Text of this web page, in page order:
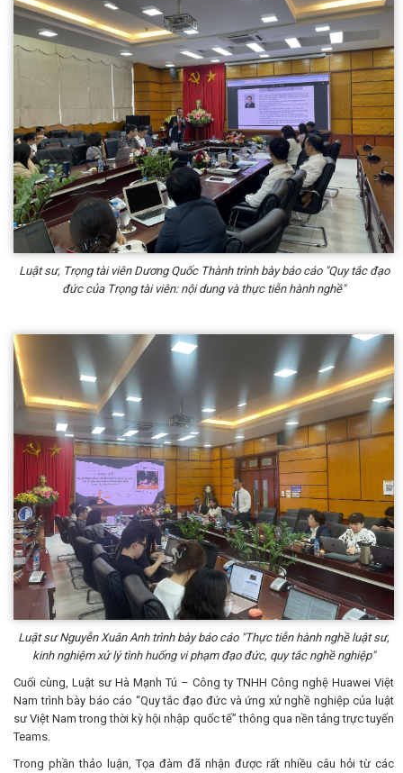
Luật sư, Trọng tài viên Dương Quốc Thành trình bày báo cáo "Quy tắc đạo
đức của Trọng tài viên: nội dung và thực tiễn hành nghề"
Luật sư Nguyễn Xuân Anh trình bày báo cáo "Thực tiễn hành nghề luật sư,
kinh nghiệm xử lý tình huống vi phạm đạo đức, quy tắc nghề nghiệp"
Cuối cùng, Luật sư Hà Mạnh Tú – Công ty TNHH Công nghệ Huawei Việt
Nam trình bày báo cáo “Quy tắc đạo đức và ứng xử nghề nghiệp của luật
sư Việt Nam trong thời kỳ hội nhập quốc tế” thông qua nền tảng trực tuyến
Teams.
Trong phần thảo luận, Tọa đàm đã nhận được rất nhiều câu hỏi từ các